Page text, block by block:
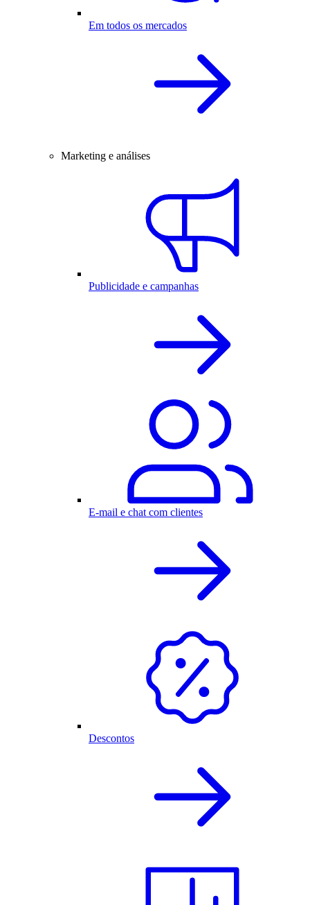
Em todos os mercados
Marketing e análises
Publicidade e campanhas
E-mail e chat com clientes
Descontos